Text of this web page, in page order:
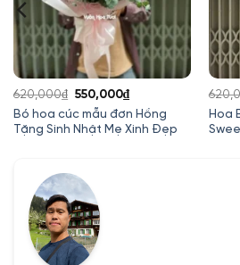
Bó hoa cúc mẫu đơn Hồng
Tặng Sinh Nhật Mẹ Xinh Đẹp
620,000₫ Giá
gốc
là:
550,000₫Giá
hiện
tại
Hoa